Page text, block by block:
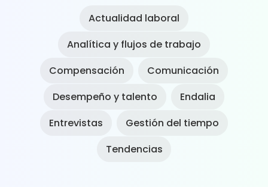
Actualidad laboral
Analítica y flujos de trabajo
Compensación
Comunicación
Desempeño y talento
Endalia
Entrevistas
Gestión del tiempo
Tendencias